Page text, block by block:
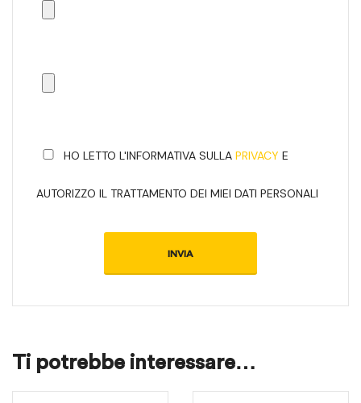
HO LETTO L'INFORMATIVA SULLA PRIVACY E
AUTORIZZO IL TRATTAMENTO DEI MIEI DATI PERSONALI
Ti potrebbe interessare…